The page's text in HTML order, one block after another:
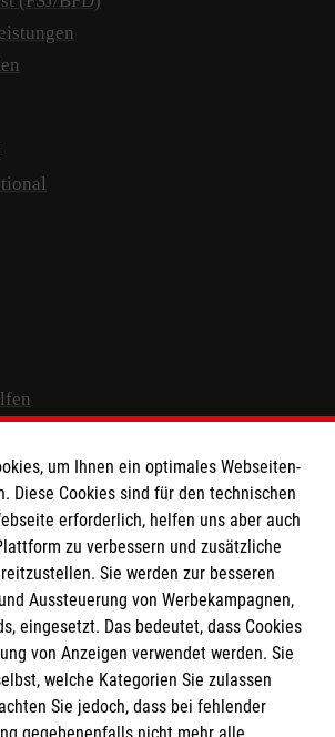
Hilfsdienst e.V.
0120 1201 2000 12
1PA7
um Ihnen ein optimales Webseiten-
Diese Cookies sind für den technischen
erforderlich, helfen uns aber auch
zu verbessern und zusätzliche
Sie werden zur besseren
Aussteuerung von Werbekampagnen,
eingesetzt. Das bedeutet, dass Cookies
von Anzeigen verwendet werden. Sie
welche Kategorien Sie zulassen
Sie jedoch, dass bei fehlender